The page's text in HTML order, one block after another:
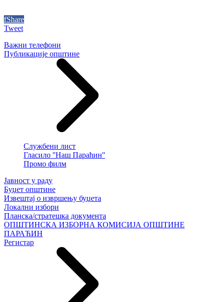
fShare
Tweet
Важни телефони
Публикације општине
Службени лист
Гласило ''Наш Параћин''
Промо филм
Јавност у раду
Буџет општине
Извештај о извршењу буџета
Локални избори
Планска/стратешка документа
ОПШТИНСКА ИЗБОРНА КОМИСИЈА ОПШТИНЕ
ПАРАЋИН
Регистар